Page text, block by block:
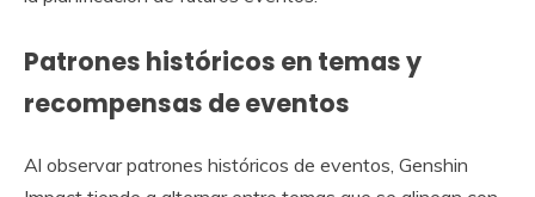
Patrones históricos en temas y
recompensas de eventos
Al observar patrones históricos de eventos, Genshin